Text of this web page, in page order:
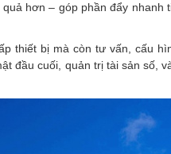
hơn – góp phần đẩy nhanh
thiết bị mà còn tư vấn, cấu
đầu cuối, quản trị tài sản số,